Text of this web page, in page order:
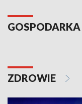
GOSPODARKA
ZDROWIE